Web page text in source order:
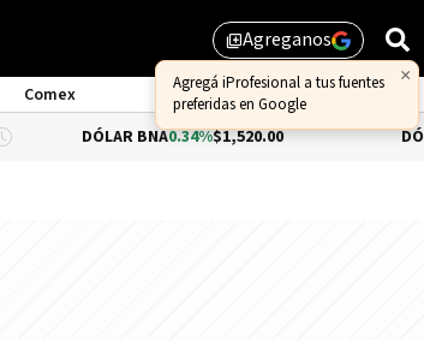
library_addAgreganos
×
Agregá iProfesional a tus fuentes
preferidas en Google
Comex
DÓLAR BNA0.34%$1,520.00 DÓLAR BLUE